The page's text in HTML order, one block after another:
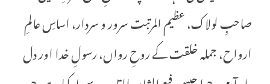
صاحبِ لولاک، عظیم المرتبت سرور و سردار، اساسِ عالمِ
ارواح، جملہ خلقت کے روحِ رواں، رسولِ خدا اور دل